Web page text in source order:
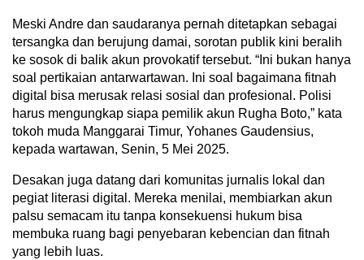
Meski Andre dan saudaranya pernah ditetapkan sebagai
tersangka dan berujung damai, sorotan publik kini beralih
ke sosok di balik akun provokatif tersebut. “Ini bukan hanya
soal pertikaian antarwartawan. Ini soal bagaimana fitnah
digital bisa merusak relasi sosial dan profesional. Polisi
harus mengungkap siapa pemilik akun Rugha Boto,” kata
tokoh muda Manggarai Timur, Yohanes Gaudensius,
kepada wartawan, Senin, 5 Mei 2025.
Desakan juga datang dari komunitas jurnalis lokal dan
pegiat literasi digital. Mereka menilai, membiarkan akun
palsu semacam itu tanpa konsekuensi hukum bisa
membuka ruang bagi penyebaran kebencian dan fitnah
yang lebih luas.